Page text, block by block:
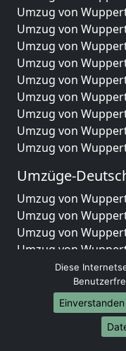
Umzug von
Umzug von
Umzug von
Umzug von
Umzug von
Umzug von
Umzug von
Umzug von
Umzug von
Umzüge-
Umzug von
Umzug von
Umzug von
Umzug von
Umzug von
Umzug von
Umzug von
Umzug von
Umzug von
Diese
Einverstanden